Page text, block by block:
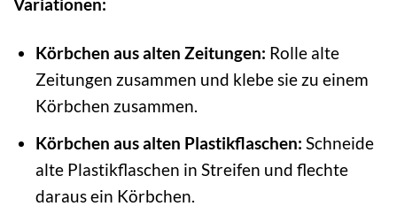
Variationen:
Körbchen aus alten Zeitungen: Rolle alte
Zeitungen zusammen und klebe sie zu einem
Körbchen zusammen.
Körbchen aus alten Plastikflaschen: Schneide
alte Plastikflaschen in Streifen und flechte
daraus ein Körbchen.